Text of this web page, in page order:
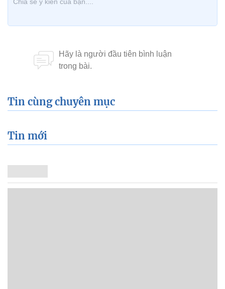
Tin cùng chuyên mục
Tin mới